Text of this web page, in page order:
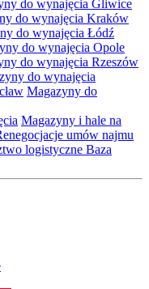
do wynajęcia Gliwice
do wynajęcia Kraków
do wynajęcia Łódź
do wynajęcia Opole
do wynajęcia Rzeszów
do wynajęcia
Magazyny do
Magazyny i hale na
umów najmu
logistyczne Baza